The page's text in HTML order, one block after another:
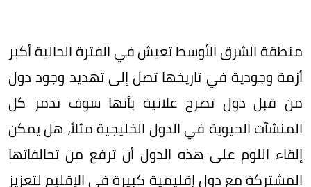
منطقة الشرق الأوسط تعيش في الفترة الحالية أكبر
أزمة وجودية في تاريخها تصل إلى تهديد وجود دول
من قبل دول تصرح علانية بأنها سوف تدمر كل
المنشآت الحيوية في الدول الخليجية مثلاً، هل يمكن
إلقاء اللوم على هذه الدول أن ترفع من تحالفاتها
المشتركة مع دول إقليمية كبيرة في الإقليم لتعزيز